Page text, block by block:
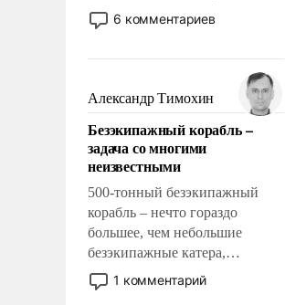
постепенно вытесняя и
отменяя традиционное
мужественным и твердым под
ударами судьбы, брать на себя
ответственность, помогать
слабым, идти вперед и
адаптироваться.
6 комментариев
Александр Тимохин
Безэкипажный корабль –
задача со многими
неизвестными
500-тонный безэкипажный
корабль – нечто гораздо
большее, чем небольшие
безэкипажные катера,
применение которых уже
стало обыденностью. Задача по
1 комментарий